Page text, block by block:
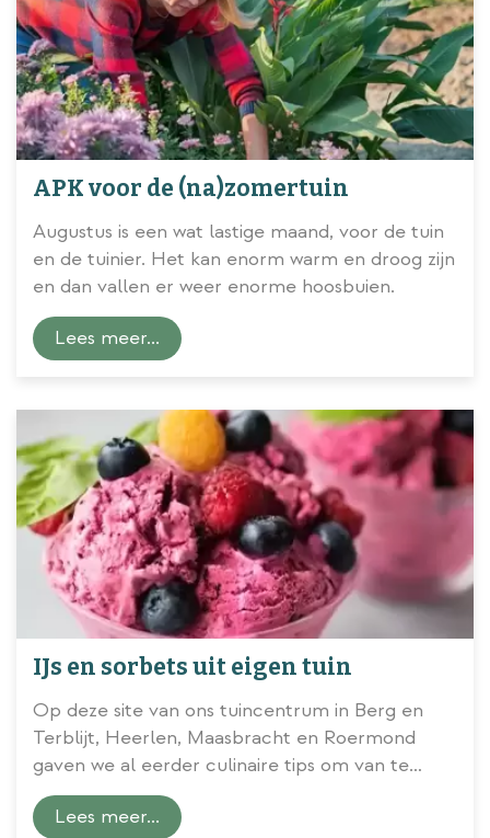
APK voor de (na)zomertuin
Augustus is een wat lastige maand, voor de tuin
en de tuinier. Het kan enorm warm en droog zijn
en dan vallen er weer enorme hoosbuien.
Lees meer...
IJs en sorbets uit eigen tuin
Op deze site van ons tuincentrum in Berg en
Terblijt, Heerlen, Maasbracht en Roermond
gaven we al eerder culinaire tips om van te
genieten tijdens je zomer in eigen tuin. Onder
andere over hoe je zelf thee en ijsthee kunt
Lees meer...